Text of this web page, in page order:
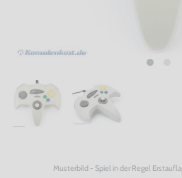
Musterbild - Spiel in der Regel